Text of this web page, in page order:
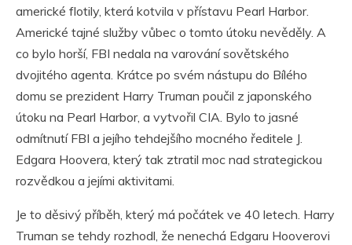
americké flotily, která kotvila v přístavu Pearl Harbor.
Americké tajné služby vůbec o tomto útoku nevěděly. A
co bylo horší, FBI nedala na varování sovětského
dvojitého agenta. Krátce po svém nástupu do Bílého
domu se prezident Harry Truman poučil z japonského
útoku na Pearl Harbor, a vytvořil CIA. Bylo to jasné
odmítnutí FBI a jejího tehdejšího mocného ředitele J.
Edgara Hoovera, který tak ztratil moc nad strategickou
rozvědkou a jejími aktivitami.
Je to děsivý příběh, který má počátek ve 40 letech. Harry
Truman se tehdy rozhodl, že nenechá Edgaru Hooverovi